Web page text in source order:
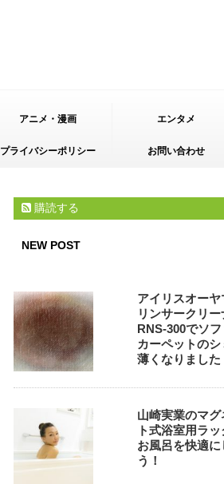
アニメ・漫画 エンタメ
プライバシーポリシー お問い合わせ
購読する
NEW POST
アイリスオーヤ
リンサークリー
RNS-300でソフ
カーペットのシ
薄くなりました
山崎実業のマグ
ト式浴室用ラ
お風呂を快適に
う！